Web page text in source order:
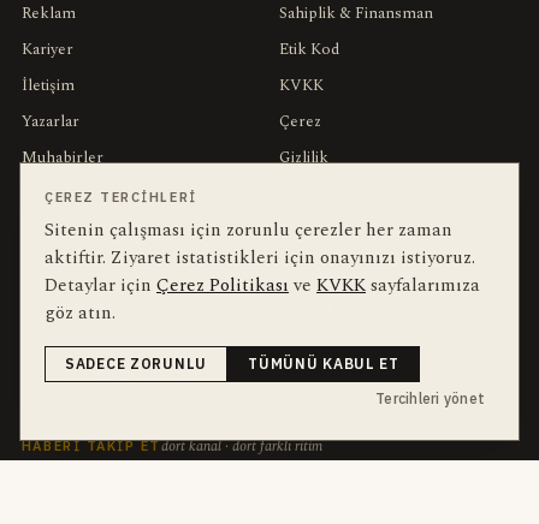
Reklam
Kariyer
İletişim
Yazarlar
Muhabirler
Editörler
Sahiplik & Finansman
Etik Kod
KVKK
Çerez
Gizlilik
YEREL ARANANLAR bu hafta en çok aranan
İnegöl inegol-belediyesi
HABERI TAKIP ETdört kanal · dört farklı ritim
ÇEREZ TERCIHLERI
Sitenin çalışması için zorunlu çerezler her zaman
aktiftir. Ziyaret istatistikleri için onayınızı istiyoruz.
Detaylar için Çerez Politikasıve KVKKsayfalarımıza
göz atın.
SADECE ZORUNLU
TÜMÜNÜ KABUL ET
Tercihleri yönet